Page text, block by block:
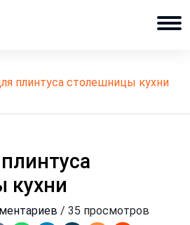
плинтуса столешницы кухни
кухни
/ 35 просмотров